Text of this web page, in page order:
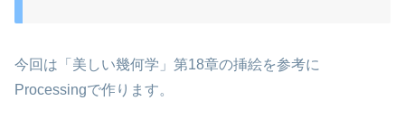
今回は「美しい幾何学」第18章の挿絵を参考に
Processingで作ります。